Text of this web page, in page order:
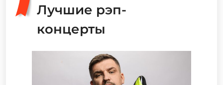
Лучшие рэп-
концерты